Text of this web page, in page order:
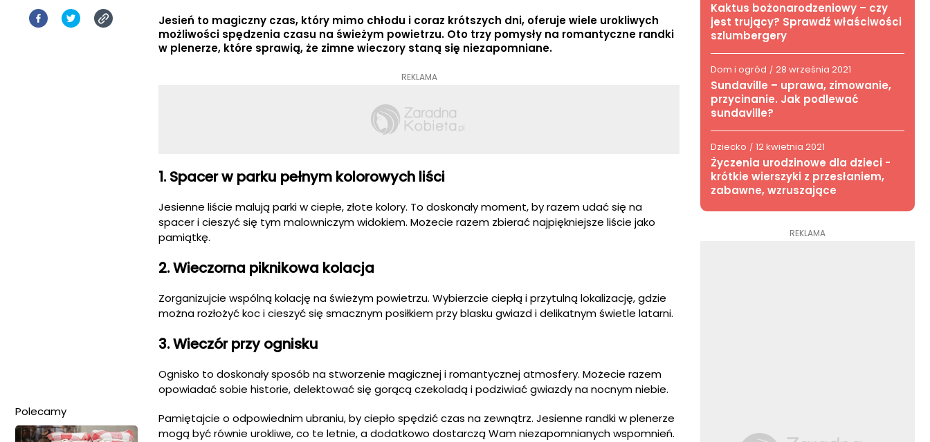
Jesień to magiczny czas, który mimo chłodu i coraz krótszych dni, oferuje wiele urokliwych
możliwości spędzenia czasu na świeżym powietrzu. Oto trzy pomysły na romantyczne randki
w plenerze, które sprawią, że zimne wieczory staną się niezapomniane.
REKLAMA
1. Spacer w parku pełnym kolorowych liści
Jesienne liście malują parki w ciepłe, złote kolory. To doskonały moment, by razem udać się na
spacer i cieszyć się tym malowniczym widokiem. Możecie razem zbierać najpiękniejsze liście jako
pamiątkę.
2. Wieczorna piknikowa kolacja
Zorganizujcie wspólną kolację na świeżym powietrzu. Wybierzcie ciepłą i przytulną lokalizację, gdzie
można rozłożyć koc i cieszyć się smacznym posiłkiem przy blasku gwiazd i delikatnym świetle latarni.
3. Wieczór przy ognisku
Ognisko to doskonały sposób na stworzenie magicznej i romantycznej atmosfery. Możecie razem
opowiadać sobie historie, delektować się gorącą czekoladą i podziwiać gwiazdy na nocnym niebie.
Pamiętajcie o odpowiednim ubraniu, by ciepło spędzić czas na zewnątrz. Jesienne randki w plenerze
mogą być równie urokliwe, co te letnie, a dodatkowo dostarczą Wam niezapomnianych wspomnień.
Polecamy
Kaktus bożonarodzeniowy – czy
jest trujący? Sprawdź właściwości
szlumbergery
Dom i ogród / 28 września 2021
Sundaville – uprawa, zimowanie,
przycinanie. Jak podlewać
sundaville?
Dziecko / 12 kwietnia 2021
Życzenia urodzinowe dla dzieci -
krótkie wierszyki z przesłaniem,
zabawne, wzruszające
REKLAMA